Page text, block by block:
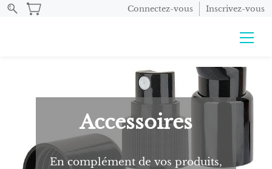
Connectez-vous Inscrivez-vous
Accessoires
En complément de vos produits,